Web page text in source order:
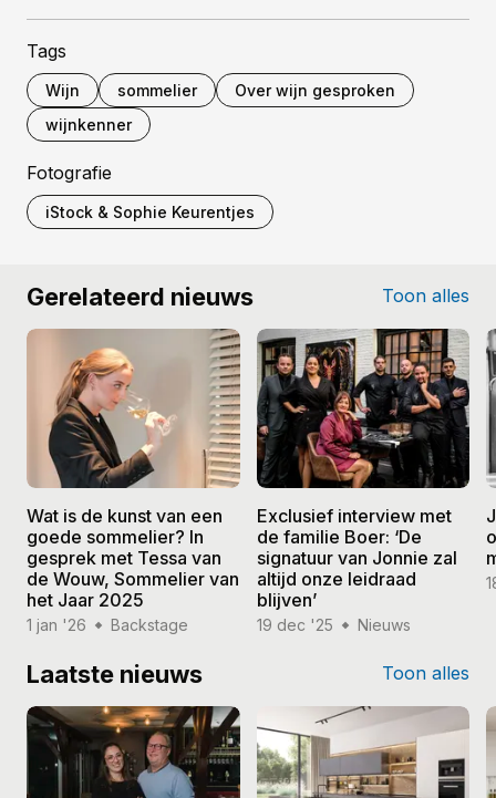
Tags
Wijn sommelier
Over wijn gesproken
wijnkenner
Fotografie
iStock & Sophie Keurentjes
Gerelateerd nieuws Toon alles
Wat is de kunst van een
goede sommelier? In
gesprek met Tessa van
de Wouw, Sommelier van
het Jaar 2025
1 jan '26 Backstage
Exclusief interview met
de familie Boer: ‘De
signatuur van Jonnie zal
altijd onze leidraad
blijven’
19 dec '25 Nieuws
Laatste nieuws Toon alles